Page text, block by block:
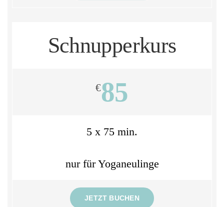
Schnupperkurs
€85
5 x 75 min.
nur für Yoganeulinge
JETZT BUCHEN